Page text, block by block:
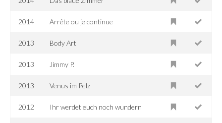
2014 Arrête ou je continue
2013 Body Art
2013 Jimmy P.
2013 Venus im Pelz
2012 Ihr werdet euch noch wundern